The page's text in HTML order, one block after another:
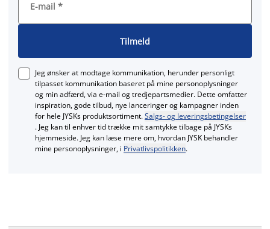
E-mail *
Tilmeld
Jeg ønsker at modtage kommunikation, herunder personligt
tilpasset kommunikation baseret på mine personoplysninger
og min adfærd, via e‑mail og tredjepartsmedier. Dette omfatter
inspiration, gode tilbud, nye lanceringer og kampagner inden
for hele JYSKs produktsortiment.Salgs- og leveringsbetingelser
. Jeg kan til enhver tid trække mit samtykke tilbage på JYSKs
hjemmeside. Jeg kan læse mere om, hvordan JYSK behandler
mine personoplysninger, i Privatlivspolitikken.